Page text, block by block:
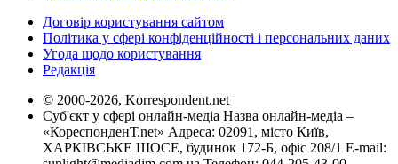
Договір користування сайтом
Політика у сфері конфіденційності і персональних даних
Угода щодо користування
Редакція
© 2000-2026, Korrespondent.net
Суб'єкт у сфері онлайн-медіа Назва онлайн-медіа –
«КореспонденТ.net» Адреса: 02091, місто Київ,
ХАРКІВСЬКЕ ШОСЕ, будинок 172-Б, офіс 208/1 E-mail: